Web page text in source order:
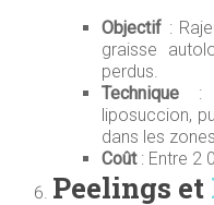
Objectif :
graisse
perdus.
Technique :
liposuccion,
dans les
Coût: Entre 2
Peelings et